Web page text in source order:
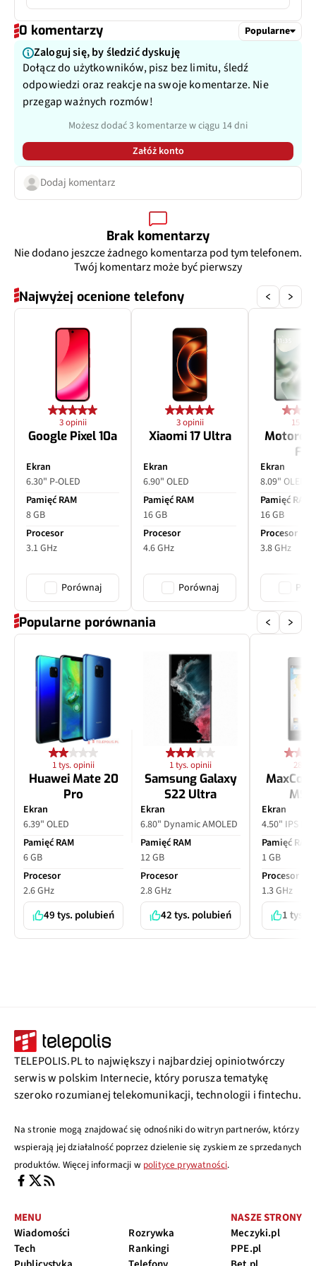
Przysłona f/2.4
Dodatkowy aparat Czujnik głębi
Pixele 2 Mpix
Typ USB USB-C
0 komentarzy Popularne
Zaloguj się, by śledzić dyskuję
Dołącz do użytkowników, pisz bez limitu, śledź
odpowiedzi oraz reakcje na swoje komentarze. Nie
przegap ważnych rozmów!
Możesz dodać 3 komentarze w ciągu 14 dni
Załóż konto
Dodaj komentarz
Brak komentarzy
Nie dodano jeszcze żadnego komentarza pod tym telefonem.
Twój komentarz może być pierwszy
Najwyżej ocenione telefony
3 opinii
Google Pixel 10a
Ekran
6.30" P-OLED
Pamięć RAM
8 GB
Procesor
3.1 GHz
Porównaj
3 opinii
Xiaomi 17 Ultra
Ekran
6.90" OLED
Pamięć RAM
16 GB
Procesor
4.6 GHz
Porównaj
15
Motorola
Ekran
8.09" OLED
Pamięć RAM
16 GB
Procesor
3.8 GHz
Popularne porównania
1 tys. opinii
Huawei Mate 20
Pro
Ekran
6.39" OLED
Pamięć RAM
6 GB
Procesor
2.6 GHz
49 tys. polubień
1 tys. opinii
Samsung Galaxy
S22 Ultra
Ekran
6.80" Dynamic AMOLED
Pamięć RAM
12 GB
Procesor
2.8 GHz
42 tys. polubień
28
Ekran
4.50" IPS
Pamięć RAM
1 GB
Procesor
1.3 GHz
1 tys.
TELEPOLIS.PL to największy i najbardziej opiniotwórczy
serwis w polskim Internecie, który porusza tematykę
szeroko rozumianej telekomunikacji, technologii i fintechu.
Na stronie mogą znajdować się odnośniki do witryn partnerów, którzy
wspierają jej działalność poprzez dzielenie się zyskiem ze sprzedanych
produktów. Więcej informacji w polityce prywatności.
MENU
Wiadomości
Tech
Rozrywka
Rankingi
NASZE STRONY
Meczyki.pl
PPE.pl